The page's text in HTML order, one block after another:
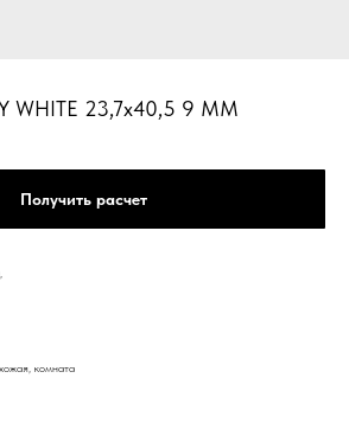
WHITE 23,7x40,5 9 ММ
Получить расчет
комната